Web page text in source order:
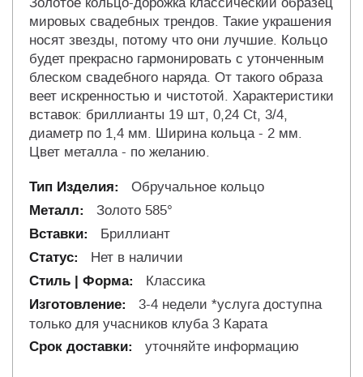
мировых свадебных трендов. Такие украшения
носят звезды, потому что они лучшие. Кольцо
будет прекрасно гармонировать с утонченным
блеском свадебного наряда. От такого образа
веет искренностью и чистотой. Характеристики
вставок: бриллианты 19 шт, 0,24 Ct, 3/4,
диаметр по 1,4 мм. Ширина кольца - 2 мм.
Цвет металла - по желанию.
Обручальное кольцо
Золото 585°
Бриллиант
Нет в наличии
Классика
3-4 недели *услуга доступна
только для учасников клуба 3 Карата
уточняйте информацию